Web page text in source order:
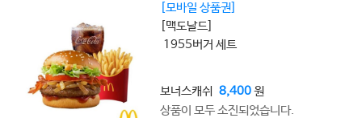
[모바일 상품권]
[맥도날드]
1955버거 세트
보너스캐쉬 8,400원
상품이 모두 소진되었습니다.